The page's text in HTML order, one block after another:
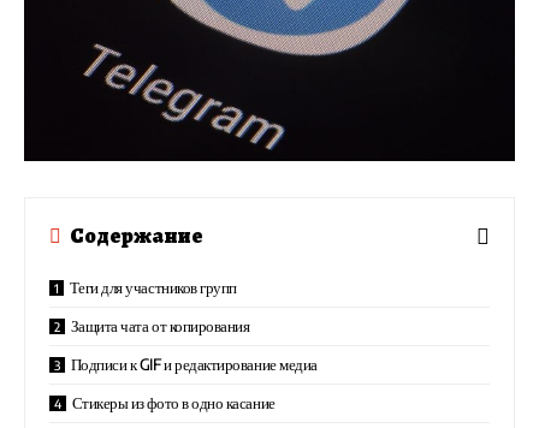
Содержание
Теги для участников групп
Защита чата от копирования
Подписи к GIF и редактирование медиа
Стикеры из фото в одно касание